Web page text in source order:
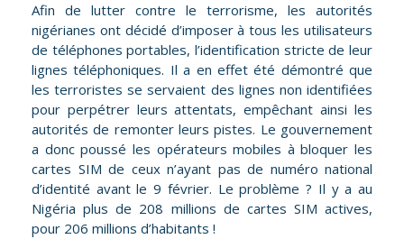
Afin de lutter contre le terrorisme, les autorités
nigérianes ont décidé d’imposer à tous les utilisateurs
de téléphones portables, l’identification stricte de leur
lignes téléphoniques. Il a en effet été démontré que
les terroristes se servaient des lignes non identifiées
pour perpétrer leurs attentats, empêchant ainsi les
autorités de remonter leurs pistes. Le gouvernement
a donc poussé les opérateurs mobiles à bloquer les
cartes SIM de ceux n’ayant pas de numéro national
d’identité avant le 9 février. Le problème ? Il y a au
Nigéria plus de 208 millions de cartes SIM actives,
pour 206 millions d’habitants !